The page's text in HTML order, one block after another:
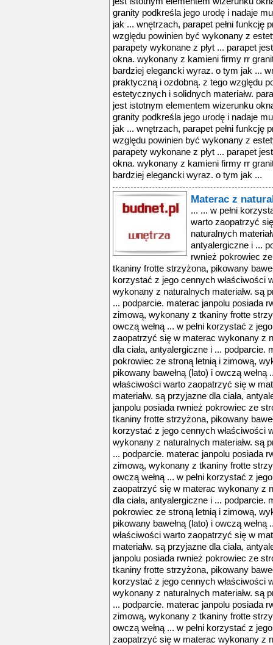
granity podkreśla jego urodę i nadaje
jak ... wnętrzach, parapet pełni funkcję
względu powinien być wykonany z
parapety wykonane z płyt ... parapet
okna. wykonany z kamieni firmy rr
bardziej elegancki wyraz. o tym jak ...
praktyczną i ozdobną. z tego względu
estetycznych i solidnych materiałw.
jest istotnym elementem wizerunku
granity podkreśla jego urodę i nadaje
jak ... wnętrzach, parapet pełni funkcję
względu powinien być wykonany z
parapety wykonane z płyt ... parapet
okna. wykonany z kamieni firmy rr
bardziej elegancki wyraz. o tym jak ...
Materac z
... ... w pełni
warto zaopatrzyć
naturalnych
antyalergiczne i ...
rwnież pokrowiec
tkaniny frotte strzyżona, pikowany
korzystać z jego cennych właściwości
wykonany z naturalnych materiałw. są
... podparcie. materac janpolu posiada
zimową, wykonany z tkaniny frotte
owczą wełną ... w pełni korzystać z
zaopatrzyć się w materac wykonany z
dla ciała, antyalergiczne i ... podparcie.
pokrowiec ze stroną letnią i zimową,
pikowany bawełną (lato) i owczą
właściwości warto zaopatrzyć się w
materiałw. są przyjazne dla ciała,
janpolu posiada rwnież pokrowiec ze
tkaniny frotte strzyżona, pikowany
korzystać z jego cennych właściwości
wykonany z naturalnych materiałw. są
... podparcie. materac janpolu posiada
zimową, wykonany z tkaniny frotte
owczą wełną ... w pełni korzystać z
zaopatrzyć się w materac wykonany z
dla ciała, antyalergiczne i ... podparcie.
pokrowiec ze stroną letnią i zimową,
pikowany bawełną (lato) i owczą
właściwości warto zaopatrzyć się w
materiałw. są przyjazne dla ciała,
janpolu posiada rwnież pokrowiec ze
tkaniny frotte strzyżona, pikowany
korzystać z jego cennych właściwości
wykonany z naturalnych materiałw. są
... podparcie. materac janpolu posiada
zimową, wykonany z tkaniny frotte
owczą wełną ... w pełni korzystać z
zaopatrzyć się w materac wykonany z